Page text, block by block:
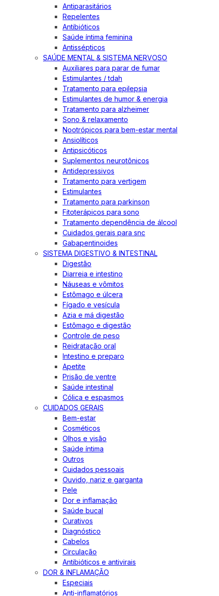
Antiparasitários
Repelentes
Antibióticos
Saúde íntima feminina
Antissépticos
SAÚDE MENTAL & SISTEMA NERVOSO
Auxiliares para parar de fumar
Estimulantes / tdah
Tratamento para epilepsia
Estimulantes de humor & energia
Tratamento para alzheimer
Sono & relaxamento
Nootrópicos para bem-estar mental
Ansiolíticos
Antipsicóticos
Suplementos neurotônicos
Antidepressivos
Tratamento para vertigem
Estimulantes
Tratamento para parkinson
Fitoterápicos para sono
Tratamento dependência de álcool
Cuidados gerais para snc
Gabapentinoides
SISTEMA DIGESTIVO & INTESTINAL
Digestão
Diarreia e intestino
Náuseas e vômitos
Estômago e úlcera
Fígado e vesícula
Azia e má digestão
Estômago e digestão
Controle de peso
Reidratação oral
Intestino e preparo
Apetite
Prisão de ventre
Saúde intestinal
Cólica e espasmos
CUIDADOS GERAIS
Bem-estar
Cosméticos
Olhos e visão
Saúde íntima
Outros
Cuidados pessoais
Ouvido, nariz e garganta
Pele
Dor e inflamação
Saúde bucal
Curativos
Diagnóstico
Cabelos
Circulação
Antibióticos e antivirais
DOR & INFLAMAÇÃO
Especiais
Anti-inflamatórios